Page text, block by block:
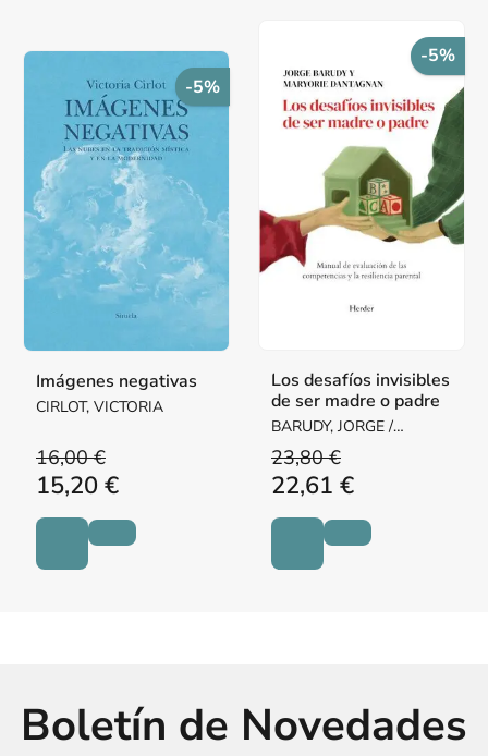
-5%
Imágenes negativas
CIRLOT, VICTORIA
16,00 €
15,20 €
-5%
Los desafíos invisibles
de ser madre o padre
BARUDY, JORGE /
DANTAGNAN, MARYORIE
23,80 €
22,61 €
Boletín de Novedades